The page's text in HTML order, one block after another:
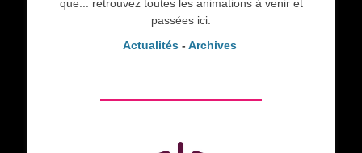
que... retrouvez toutes les animations à venir et
passées ici.
Actualités- Archives